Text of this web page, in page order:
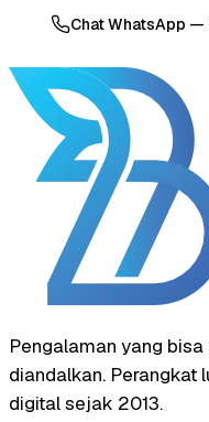
Chat WhatsApp —
Pengalaman yang
diandalkan. Perangkat
digital sejak 2013.